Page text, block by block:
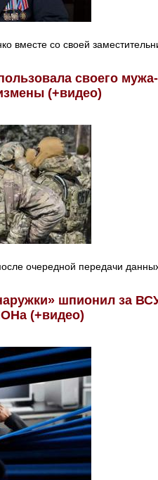
вместе со своей
своего
(+видео)
очередной передачи данных
шпионил за
(+видео)